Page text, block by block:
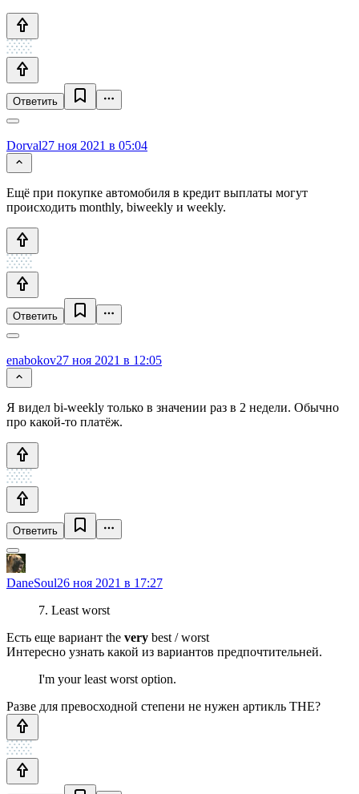
Ответить
Dorval27 ноя 2021 в 05:04
Ещё при покупке автомобиля в кредит выплаты могут
происходить monthly, biweekly и weekly.
Ответить
enabokov27 ноя 2021 в 12:05
Я видел bi-weekly только в значении раз в 2 недели. Обычно
про какой-то платёж.
Ответить
DaneSoul26 ноя 2021 в 17:27
7. Least worst
Есть еще вариант the very best / worst
Интересно узнать какой из вариантов предпочтительней.
I'm your least worst option.
Разве для превосходной степени не нужен артикль THE?